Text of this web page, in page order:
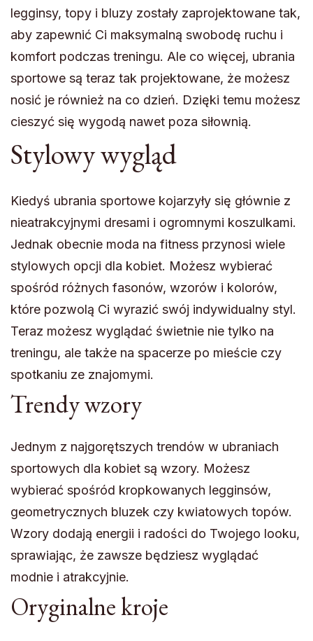
legginsy, topy i bluzy zostały zaprojektowane tak,
aby zapewnić Ci maksymalną swobodę ruchu i
komfort podczas treningu. Ale co więcej, ubrania
sportowe są teraz tak projektowane, że możesz
nosić je również na co dzień. Dzięki temu możesz
cieszyć się wygodą nawet poza siłownią.
Stylowy wygląd
Kiedyś ubrania sportowe kojarzyły się głównie z
nieatrakcyjnymi dresami i ogromnymi koszulkami.
Jednak obecnie moda na fitness przynosi wiele
stylowych opcji dla kobiet. Możesz wybierać
spośród różnych fasonów, wzorów i kolorów,
które pozwolą Ci wyrazić swój indywidualny styl.
Teraz możesz wyglądać świetnie nie tylko na
treningu, ale także na spacerze po mieście czy
spotkaniu ze znajomymi.
Trendy wzory
Jednym z najgorętszych trendów w ubraniach
sportowych dla kobiet są wzory. Możesz
wybierać spośród kropkowanych legginsów,
geometrycznych bluzek czy kwiatowych topów.
Wzory dodają energii i radości do Twojego looku,
sprawiając, że zawsze będziesz wyglądać
modnie i atrakcyjnie.
Oryginalne kroje